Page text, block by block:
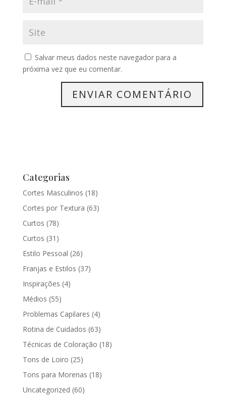
Salvar meus dados neste navegador para a
próxima vez que eu comentar.
Categorias
Cortes Masculinos (18)
Cortes por Textura (63)
Curtos (78)
Curtos (31)
Estilo Pessoal (26)
Franjas e Estilos (37)
Inspirações (4)
Médios (55)
Problemas Capilares (4)
Rotina de Cuidados (63)
Técnicas de Coloração (18)
Tons de Loiro (25)
Tons para Morenas (18)
Uncategorized (60)